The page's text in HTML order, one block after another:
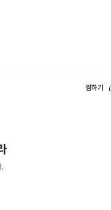
찜하기
.